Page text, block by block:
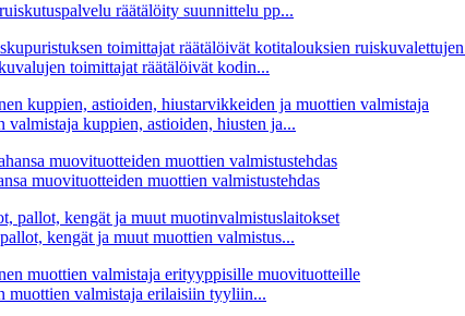
räätälöity suunnittelu pp...
toimittajat räätälöivät kodin...
valmistaja kuppien, astioiden, hiusten ja...
muovituotteiden muottien valmistustehdas
kengät ja muut muottien valmistus...
muottien valmistaja erilaisiin tyyliin...